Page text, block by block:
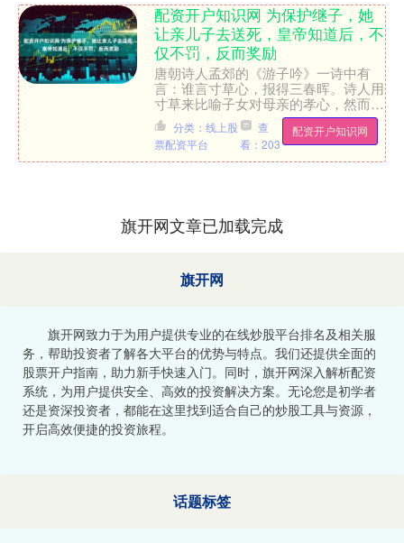
配资开户知识网 为保护继子，她
让亲儿子去送死，皇帝知道后，不
仅不罚，反而奖励
唐朝诗人孟郊的《游子吟》一诗中有
言：谁言寸草心，报得三春晖。诗人用
寸草来比喻子女对母亲的孝心，然而，
如何才能报答那如春天阳光般温暖而无
私的母爱呢？这句诗中的慈母....
配资开户知识网
分类：线上股
票配资平台
查
看：203
旗开网文章已加载完成
旗开网
旗开网致力于为用户提供专业的在线炒股平台排名及相关服
务，帮助投资者了解各大平台的优势与特点。我们还提供全面的
股票开户指南，助力新手快速入门。同时，旗开网深入解析配资
系统，为用户提供安全、高效的投资解决方案。无论您是初学者
还是资深投资者，都能在这里找到适合自己的炒股工具与资源，
开启高效便捷的投资旅程。
话题标签